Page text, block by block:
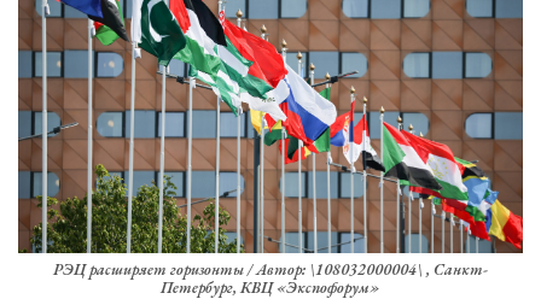
РЭЦ расширяет горизонты / Автор: \108032000004\ , Санкт-
Петербург, КВЦ «Экспофорум»